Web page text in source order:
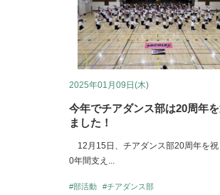
2025年01月09日(木)
今年でチアダンス部は20周年を
ました！
12月15日、チアダンス部20周年を祝
0年間支え...
#部活動 #チアダンス部